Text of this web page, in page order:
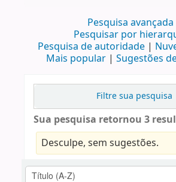
Pesquisa avançada
Pesquisar por
Pesquisa de autoridade
Mais popular
Sugestões
Filtre sua pesquisa
Sua pesquisa retornou 3
Desculpe, sem sugestões.